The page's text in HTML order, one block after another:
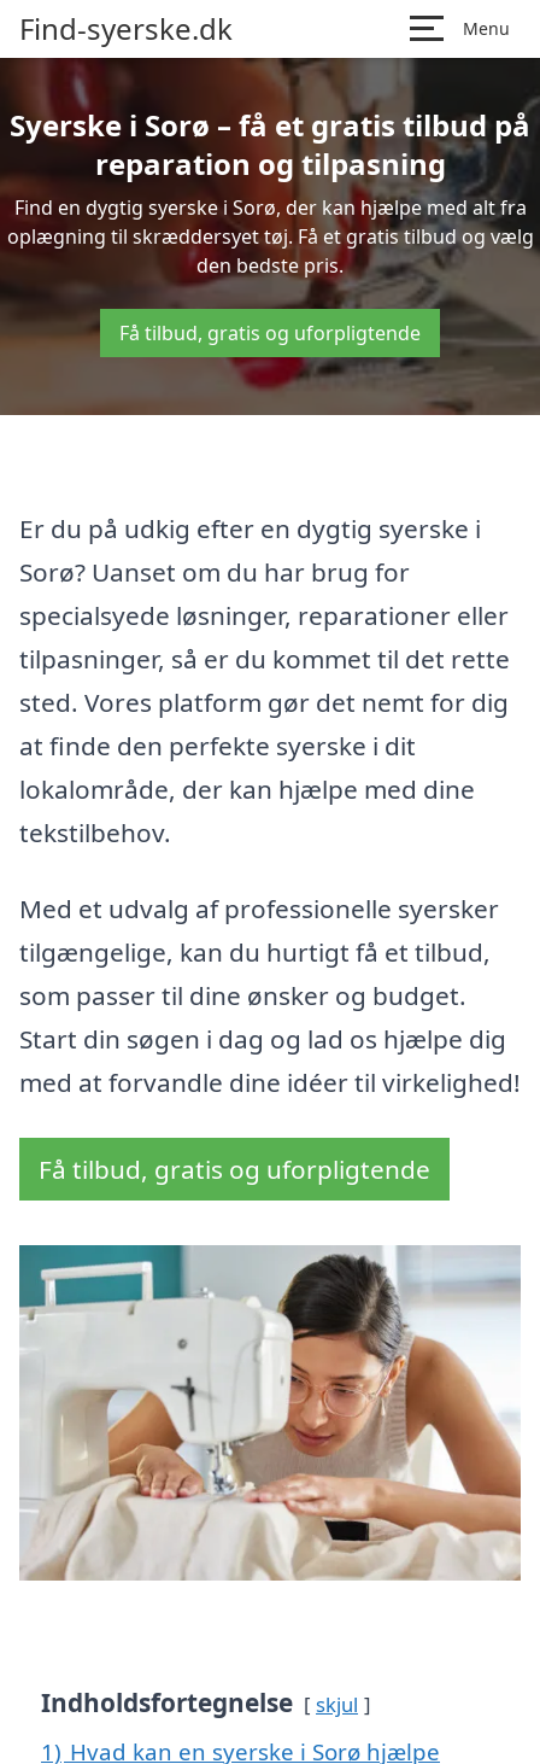
Find-syerske.dk Menu
Syerske i Sorø – få et gratis tilbud på
reparation og tilpasning
Find en dygtig syerske i Sorø, der kan hjælpe med alt fra
oplægning til skræddersyet tøj. Få et gratis tilbud og vælg
den bedste pris.
Få tilbud, gratis og uforpligtende
Er du på udkig efter en dygtig syerske i
Sorø? Uanset om du har brug for
specialsyede løsninger, reparationer eller
tilpasninger, så er du kommet til det rette
sted. Vores platform gør det nemt for dig
at finde den perfekte syerske i dit
lokalområde, der kan hjælpe med dine
tekstilbehov.
Med et udvalg af professionelle syersker
tilgængelige, kan du hurtigt få et tilbud,
som passer til dine ønsker og budget.
Start din søgen i dag og lad os hjælpe dig
med at forvandle dine idéer til virkelighed!
Få tilbud, gratis og uforpligtende
Indholdsfortegnelse skjul
1) Hvad kan en syerske i Sorø hjælpe